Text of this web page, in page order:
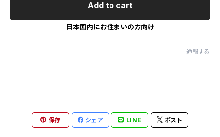
Add to cart
日本国内にお住まいの方向け
通報する
保存 シェア LINE ポスト